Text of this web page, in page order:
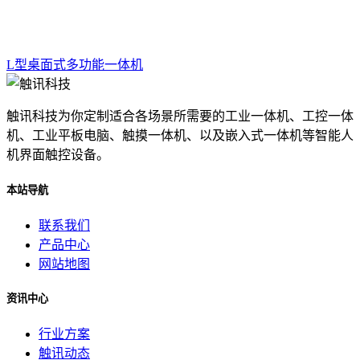
L型桌面式多功能一体机
触讯科技为你定制适合各场景所需要的工业一体机、工控一体
机、工业平板电脑、触摸一体机、以及嵌入式一体机等智能人
机界面触控设备。
本站导航
联系我们
产品中心
网站地图
资讯中心
行业方案
触讯动态